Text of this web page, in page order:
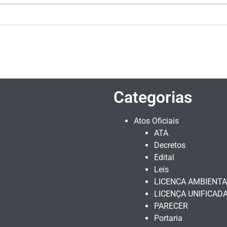
Categorias
Atos Oficiais
ATA
Decretos
Edital
Leis
LICENCA
LICENÇA
PARECER
Portaria